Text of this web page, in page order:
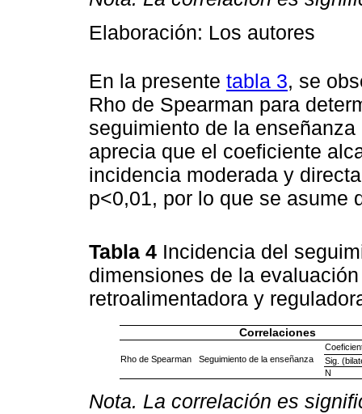
Elaboración: Los autores
En la presente tabla 3, se
Rho de Spearman para
seguimiento de la
aprecia que el coeficiente
incidencia moderada y
p<0,01, por lo que se asume
Tabla 4 Incidencia del
dimensiones de la
retroalimentadora y
Correlaciones
Rho de Spearman Seguimiento de la enseñanza
Sig.
N
Nota. La correlación es